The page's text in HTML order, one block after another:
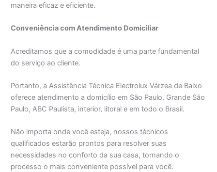
maneira eficaz e eficiente.
Conveniência com Atendimento Domiciliar
Acreditamos que a comodidade é uma parte fundamental
do serviço ao cliente.
Portanto, a Assistência Técnica Electrolux Várzea de Baixo
oferece atendimento a domicílio em São Paulo, Grande São
Paulo, ABC Paulista, interior, litoral e em todo o Brasil.
Não importa onde você esteja, nossos técnicos
qualificados estarão prontos para resolver suas
necessidades no conforto da sua casa, tornando o
processo o mais conveniente possível para você.